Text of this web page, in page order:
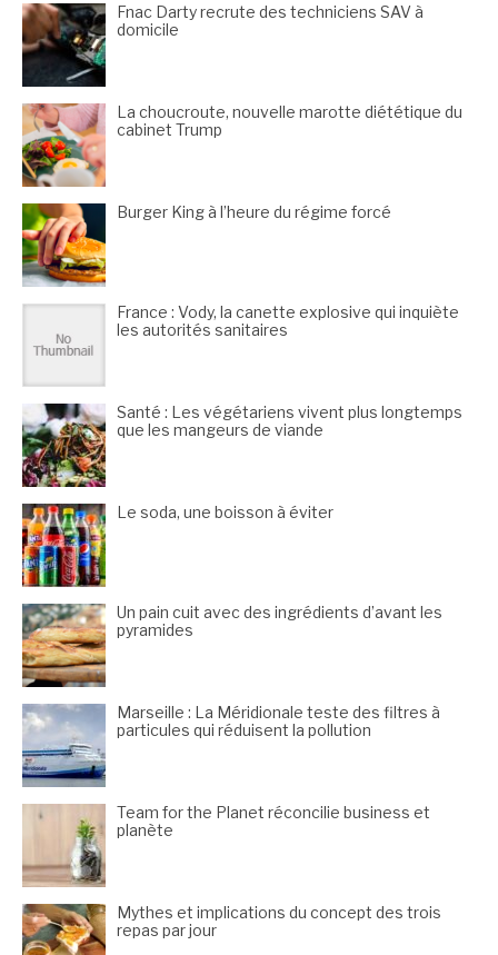
Fnac Darty recrute des techniciens SAV à
domicile
La choucroute, nouvelle marotte diététique du
cabinet Trump
Burger King à l’heure du régime forcé
France : Vody, la canette explosive qui inquiète
les autorités sanitaires
Santé : Les végétariens vivent plus longtemps
que les mangeurs de viande
Le soda, une boisson à éviter
Un pain cuit avec des ingrédients d’avant les
pyramides
Marseille : La Méridionale teste des filtres à
particules qui réduisent la pollution
Team for the Planet réconcilie business et
planète
Mythes et implications du concept des trois
repas par jour